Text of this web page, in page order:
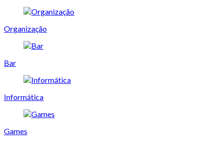
Organização
Bar
Informática
Games